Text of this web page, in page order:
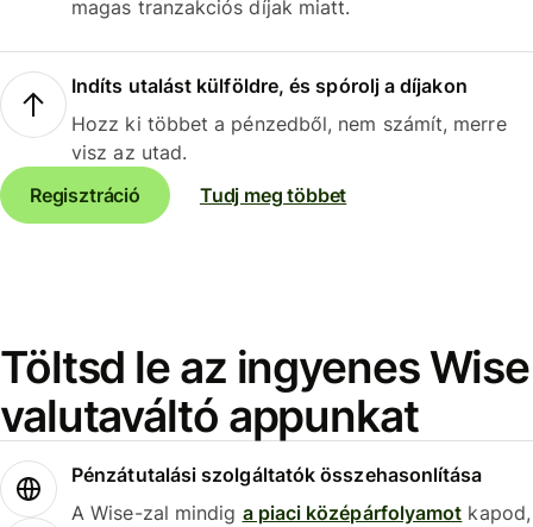
magas tranzakciós díjak miatt.
Indíts utalást külföldre, és spórolj a díjakon
Hozz ki többet a pénzedből, nem számít, merre
visz az utad.
Regisztráció
Tudj meg többet
Töltsd le az ingyenes Wise
valutaváltó appunkat
Pénzátutalási szolgáltatók összehasonlítása
A Wise-zal mindig a piaci középárfolyamot kapod,